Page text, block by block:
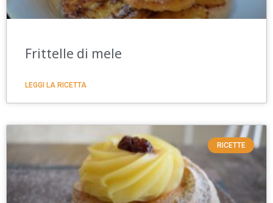
Frittelle di mele
LEGGI LA RICETTA
RICETTE